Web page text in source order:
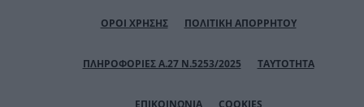
ΟΡΟΙ ΧΡΗΣΗΣ ΠΟΛΙΤΙΚΗ ΑΠΟΡΡΗΤΟΥ
ΠΛΗΡΟΦΟΡΙΕΣ Α.27 Ν.5253/2025 ΤΑΥΤΟΤΗΤΑ
ΕΠΙΚΟΙΝΩΝΙΑ COOKIES